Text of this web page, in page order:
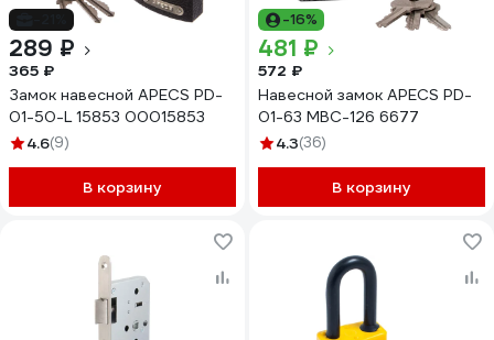
289 ₽
365 ₽
Замок навесной APECS PD-
01-50-L 15853 00015853
4.6(9)
В корзину
-16%
481 ₽
572 ₽
Навесной замок APECS PD-
01-63 MBC-126 6677
4.3(36)
В корзину